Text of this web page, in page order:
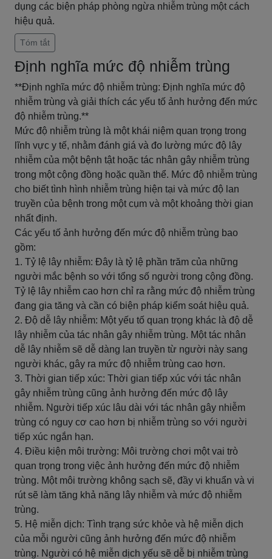
dụng các biện pháp phòng ngừa nhiễm trùng một cách
hiệu quả.
Tóm tắt
Định nghĩa mức độ nhiễm trùng
**Định nghĩa mức độ nhiễm trùng: Định nghĩa mức độ
nhiễm trùng và giải thích các yếu tố ảnh hưởng đến mức
độ nhiễm trùng.**
Mức độ nhiễm trùng là một khái niệm quan trọng trong
lĩnh vực y tế, nhằm đánh giá và đo lường mức độ lây
nhiễm của một bệnh tật hoặc tác nhân gây nhiễm trùng
trong một cộng đồng hoặc quần thể. Mức độ nhiễm trùng
cho biết tình hình nhiễm trùng hiện tại và mức độ lan
truyền của bệnh trong một cụm và một khoảng thời gian
nhất định.
Các yếu tố ảnh hưởng đến mức độ nhiễm trùng bao
gồm:
1. Tỷ lệ lây nhiễm: Đây là tỷ lệ phần trăm của những
người mắc bệnh so với tổng số người trong cộng đồng.
Tỷ lệ lây nhiễm cao hơn chỉ ra rằng mức độ nhiễm trùng
đang gia tăng và cần có biện pháp kiểm soát hiệu quả.
2. Độ dễ lây nhiễm: Một yếu tố quan trọng khác là độ dễ
lây nhiễm của tác nhân gây nhiễm trùng. Một tác nhân
dễ lây nhiễm sẽ dễ dàng lan truyền từ người này sang
người khác, gây ra mức độ nhiễm trùng cao hơn.
3. Thời gian tiếp xúc: Thời gian tiếp xúc với tác nhân
gây nhiễm trùng cũng ảnh hưởng đến mức độ lây
nhiễm. Người tiếp xúc lâu dài với tác nhân gây nhiễm
trùng có nguy cơ cao hơn bị nhiễm trùng so với người
tiếp xúc ngắn hạn.
4. Điều kiện môi trường: Môi trường chơi một vai trò
quan trọng trong việc ảnh hưởng đến mức độ nhiễm
trùng. Một môi trường không sạch sẽ, đầy vi khuẩn và vi
rút sẽ làm tăng khả năng lây nhiễm và mức độ nhiễm
trùng.
5. Hệ miễn dịch: Tình trạng sức khỏe và hệ miễn dịch
của mỗi người cũng ảnh hưởng đến mức độ nhiễm
trùng. Người có hệ miễn dịch yếu sẽ dễ bị nhiễm trùng